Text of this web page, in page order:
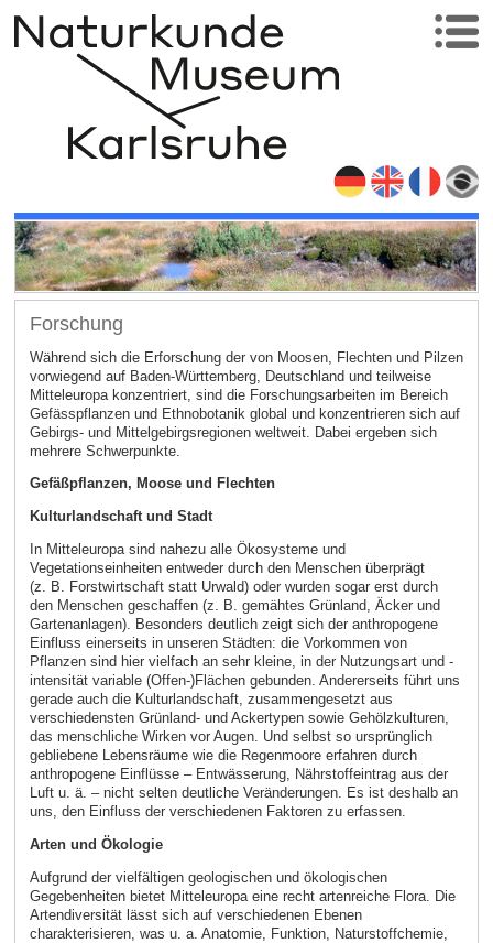
Forschung
Während sich die Erforschung der von Moosen, Flechten und Pilzen
vorwiegend auf Baden-Württemberg, Deutschland und teilweise
Mitteleuropa konzentriert, sind die Forschungsarbeiten im Bereich
Gefässpflanzen und Ethnobotanik global und konzentrieren sich auf
Gebirgs- und Mittelgebirgsregionen weltweit. Dabei ergeben sich
mehrere Schwerpunkte.
Gefäßpflanzen, Moose und Flechten
Kulturlandschaft und Stadt
In Mitteleuropa sind nahezu alle Ökosysteme und
Vegetationseinheiten entweder durch den Menschen überprägt
(z. B. Forstwirtschaft statt Urwald) oder wurden sogar erst durch
den Menschen geschaffen (z. B. gemähtes Grünland, Äcker und
Gartenanlagen). Besonders deutlich zeigt sich der anthropogene
Einfluss einerseits in unseren Städten: die Vorkommen von
Pflanzen sind hier vielfach an sehr kleine, in der Nutzungsart und -
intensität variable (Offen-)Flächen gebunden. Andererseits führt uns
gerade auch die Kulturlandschaft, zusammengesetzt aus
verschiedensten Grünland- und Ackertypen sowie Gehölzkulturen,
das menschliche Wirken vor Augen. Und selbst so ursprünglich
gebliebene Lebensräume wie die Regenmoore erfahren durch
anthropogene Einflüsse – Entwässerung, Nährstoffeintrag aus der
Luft u. ä. – nicht selten deutliche Veränderungen. Es ist deshalb an
uns, den Einfluss der verschiedenen Faktoren zu erfassen.
Arten und Ökologie
Aufgrund der vielfältigen geologischen und ökologischen
Gegebenheiten bietet Mitteleuropa eine recht artenreiche Flora. Die
Artendiversität lässt sich auf verschiedenen Ebenen
charakterisieren, was u. a. Anatomie, Funktion, Naturstoffchemie,